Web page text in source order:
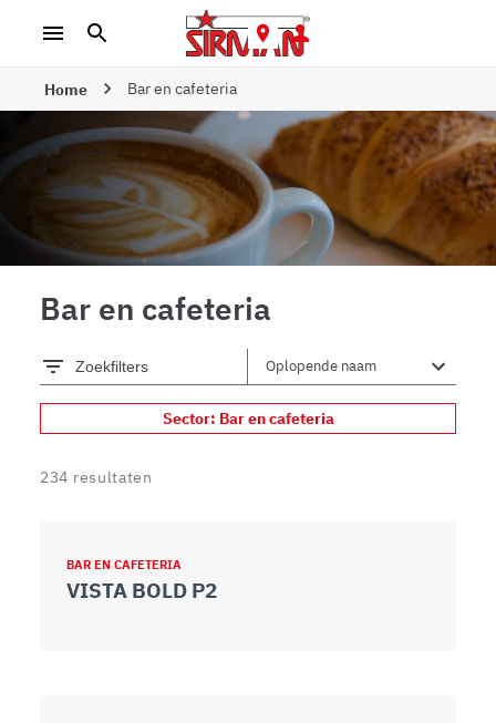
Home Bar en cafeteria
Bar en cafeteria
Zoekfilters
Sector: Bar en cafeteria
234 resultaten
BAR EN CAFETERIA
VISTA BOLD P2